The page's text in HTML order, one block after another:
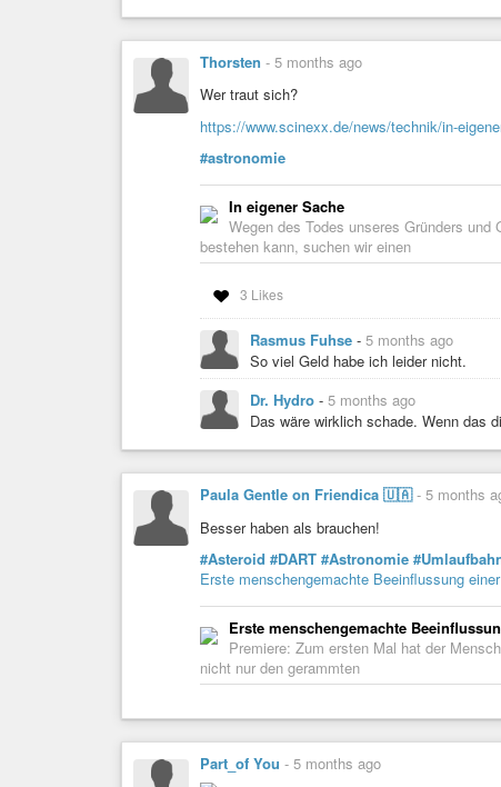
Die beiden Braunen Zwerge (ZTF
1.000 Lichtjahre von der Erde entfernt im
ist noch unklar. Möglich sei, dass ein dritter
des Vera Rubin Observatory sowie des
Studie im Fachmagazin The Astrophysical
https://youtu.be/
https://t3n.de/news/materieaustausch-
von der AfD tauschen die Materie 😹
Two Dim Stars
caltech YouTube
Thorsten - 5 months ago
Wer traut sich?
https://www.scinexx.de/news/technik/in-
#astronomie
In eigener Sache
Wegen des Todes unseres Gründers
bestehen kann, suchen wir einen
3 Likes
Rasmus Fuhse - 5 months ago
So viel Geld habe ich leider nicht.
Dr. Hydro - 5 months ago
Das wäre wirklich schade. Wenn das
Paula Gentle on Friendica 🇺🇦 - 5 months
Besser haben als brauchen!
#Asteroid #DART #Astronomie
Erste menschengemachte Beeinflussung
Erste menschengemachte
Premiere: Zum ersten Mal hat der
nicht nur den gerammten
Part_of You - 5 months ago